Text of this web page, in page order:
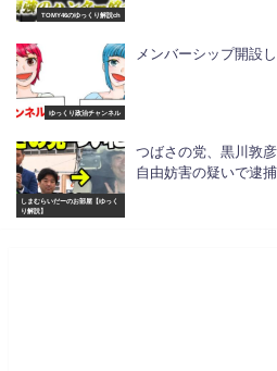
TOMY46のゆっくり解説ch
ゆっくり政治チャンネル
メンバーシップ開設
しまむらいだーのお部屋【ゆっく
り解説】
つばさの党、黒川敦
自由妨害の疑いで逮